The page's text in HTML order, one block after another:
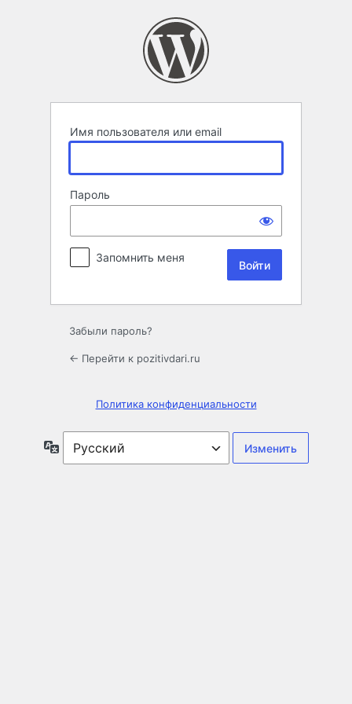
Имя пользователя или email
Пароль
Запомнить меня
Забыли пароль?
← Перейти к pozitivdari.ru
Политика конфиденциальности
Язык